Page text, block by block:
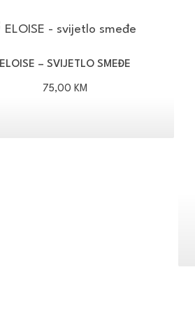
ELOISE – SVIJETLO SMEĐE
75,00 KM